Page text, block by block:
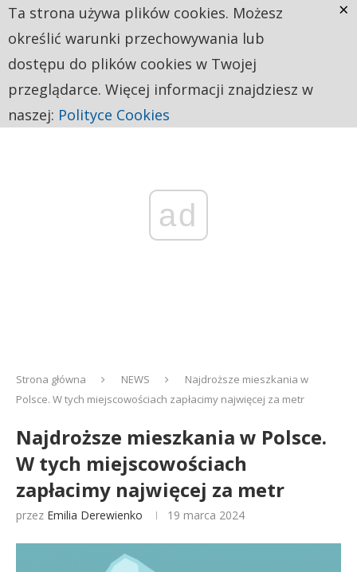
ad
Strona główna NEWS
Najdroższe mieszkania w
Polsce. W tych miejscowościach zapłacimy najwięcej za metr
Najdroższe mieszkania w Polsce.
W tych miejscowościach
zapłacimy najwięcej za metr
przez Emilia Derewienko 19 marca 2024
Ta strona używa plików cookies. Możesz
określić warunki przechowywania lub
dostępu do plików cookies w Twojej
przeglądarce. Więcej informacji znajdziesz w
naszej: Polityce Cookies
×